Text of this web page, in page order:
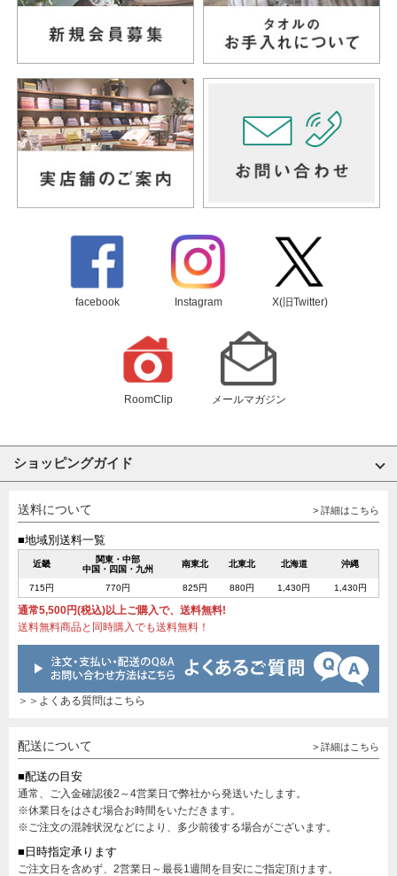
facebook Instagram X(旧Twitter)
RoomClip メールマガジン
ショッピングガイド
送料について > 詳細はこちら
■地域別送料一覧
近畿
関東・中部
中国・四国・九州
南東北 北東北 北海道 沖縄
715円 770円 825円 880円 1,430円 1,430円
通常5,500円(税込)以上ご購入で、送料無料!
送料無料商品と同時購入でも送料無料！
＞＞よくある質問はこちら
配送について > 詳細はこちら
■配送の目安
通常、ご入金確認後2～4営業日で弊社から発送いたします。
※休業日をはさむ場合お時間をいただきます。
※ご注文の混雑状況などにより、多少前後する場合がございます。
■日時指定承ります
ご注文日を含めず、2営業日～最長1週間を目安にご指定頂けます。